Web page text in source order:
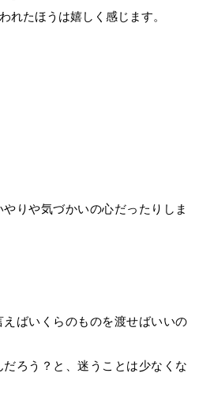
れたほうは嬉しく感じます。
りや気づかいの心だったりしま
ばいくらのものを渡せばいいの
ろう？と、迷うことは少なくな